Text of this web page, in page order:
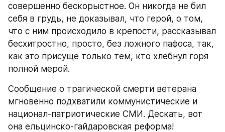
совершенно бескорыстное. Он никогда не бил
себя в грудь, не доказывал, что герой, о том,
что с ним происходило в крепости, рассказывал
бесхитростно, просто, без ложного пафоса, так,
как это присуще только тем, кто хлебнул горя
полной мерой.
Сообщение о трагической смерти ветерана
мгновенно подхватили коммунистические и
национал-патриотические СМИ. Дескать, вот
она ельцинско-гайдаровская реформа!